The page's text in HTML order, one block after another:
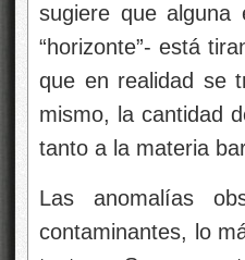
sugiere que alguna
“horizonte”- está
que en realidad se
mismo, la cantidad
tanto a la materia
Las anomalías
contaminantes, lo